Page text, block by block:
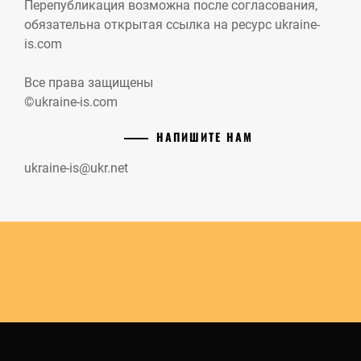
Перепубликация возможна после согласования,
обязательна открытая ссылка на ресурс ukraine-
is.com
Все права защищены
©ukraine-is.com
НАПИШИТЕ НАМ
ukraine-is@ukr.net